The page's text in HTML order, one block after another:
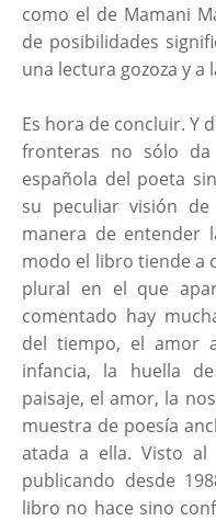
como el de Mamani
de posibilidades
una lectura gozoza y a
Es hora de concluir. Y
fronteras no sólo da
española del poeta
su peculiar visión
manera de entender
modo el libro tiende a
plural en el que
comentado hay
del tiempo, el amor
infancia, la huella
paisaje, el amor, la
muestra de poesía
atada a ella. Visto
publicando desde
libro no hace sino